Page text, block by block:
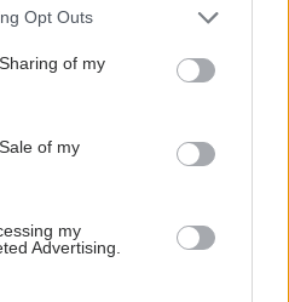
app uses one or more Google
behaviour. You may click to
and its third-party tags to
purposes in below Google
Opt Outs
of my
of my
my
Advertising.